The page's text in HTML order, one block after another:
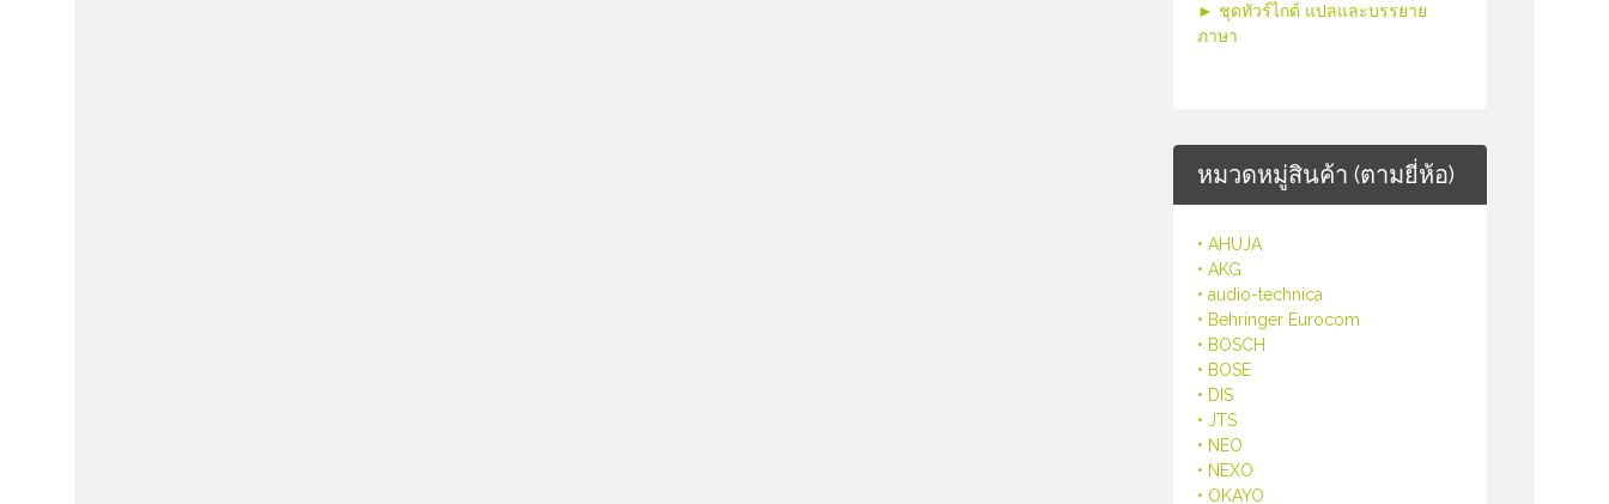
► ชุดทัวร์ไกด์ แปลและบรรยาย
ภาษา
หมวดหมู่สินค้า (ตามยี่ห้อ)
• AHUJA
• AKG
• audio-technica
• Behringer Eurocom
• BOSCH
• BOSE
• DIS
• JTS
• NEO
• NEXO
• OKAYO